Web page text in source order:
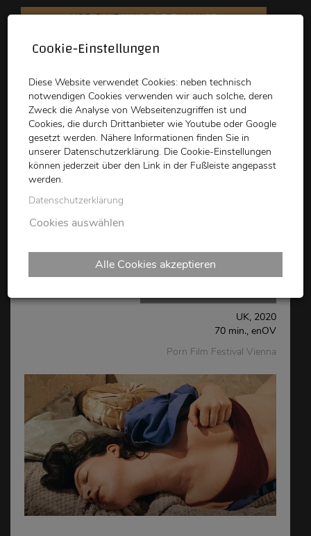
VOD CLUBKINO FÜR ZUHAUSE
schikaneder
Top Kino
schikaneder CLUB
UK, 2020
70 min., enOV
Porn Film Festival Vienna
Cookie-Einstellungen
Diese Website verwendet Cookies: neben technisch
notwendigen Cookies verwenden wir auch solche, deren
Zweck die Analyse von Webseitenzugriffen ist und
Cookies, die durch Drittanbieter wie Youtube oder Google
gesetzt werden. Nähere Informationen finden Sie in
unserer Datenschutzerklärung. Die Cookie-Einstellungen
können jederzeit über den Link in der Fußleiste angepasst
werden.
Datenschutzerklärung
Cookies auswählen
Alle Cookies akzeptieren